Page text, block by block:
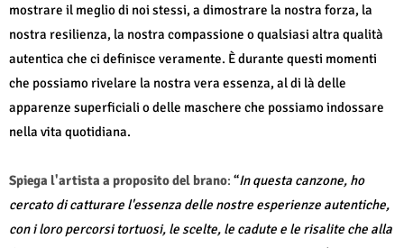
mostrare il meglio di noi stessi, a dimostrare la nostra forza, la
nostra resilienza, la nostra compassione o qualsiasi altra qualità
autentica che ci definisce veramente. È durante questi momenti
che possiamo rivelare la nostra vera essenza, al di là delle
apparenze superficiali o delle maschere che possiamo indossare
nella vita quotidiana.
Spiega l'artista a proposito del brano: “In questa canzone, ho
cercato di catturare l'essenza delle nostre esperienze autentiche,
con i loro percorsi tortuosi, le scelte, le cadute e le risalite che alla